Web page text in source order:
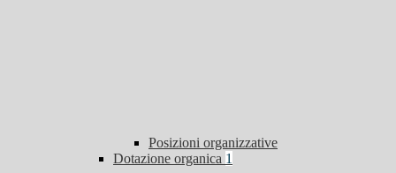
Posizioni organizzative
Dotazione organica 1